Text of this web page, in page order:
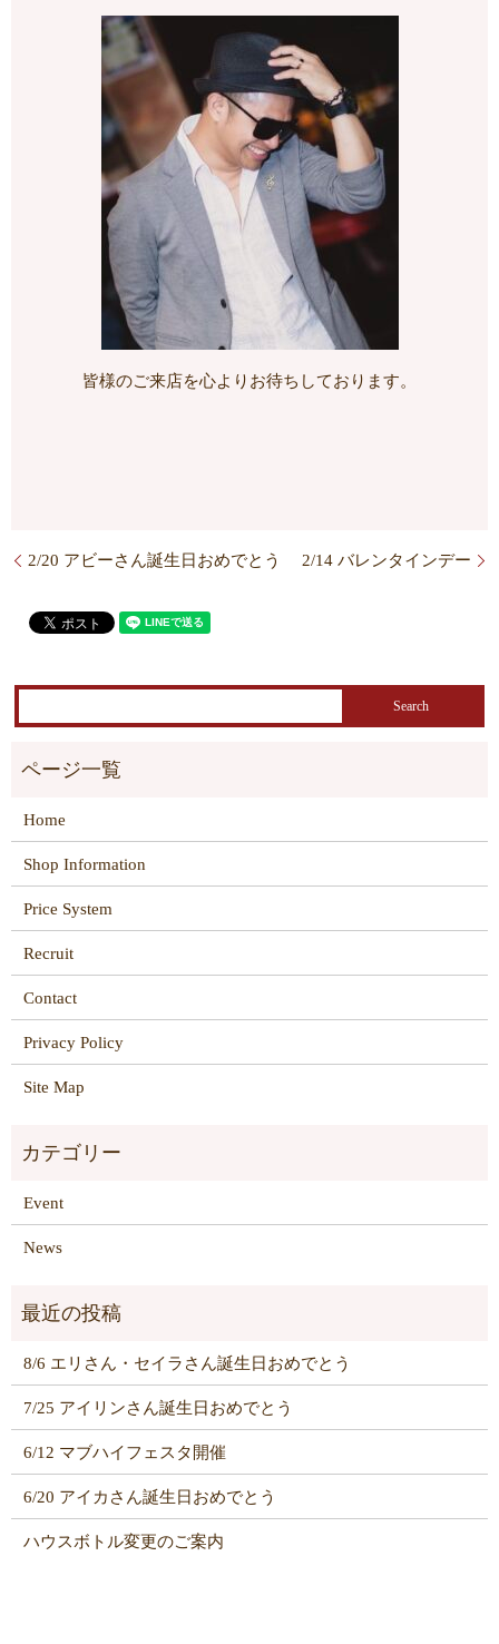
皆様のご来店を心よりお待ちしております。
2/20 アビーさん誕生日おめでとう 2/14 バレンタインデー
Home
Shop Information
Price System
Recruit
Contact
Privacy Policy
Site Map
Event
News
8/6 エリさん・セイラさん誕生日おめでとう
7/25 アイリンさん誕生日おめでとう
6/12 マブハイフェスタ開催
6/20 アイカさん誕生日おめでとう
ハウスボトル変更のご案内